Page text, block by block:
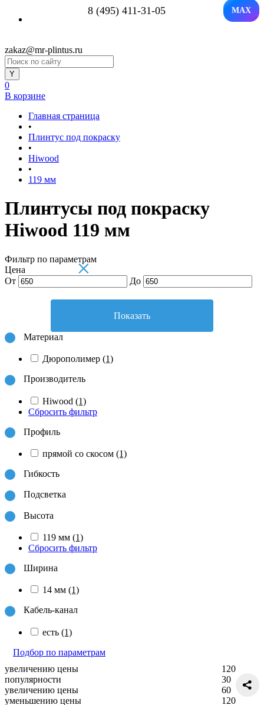
8 (495) 411-31-05 MAX
zakaz@mr-plintus.ru
0
В корзине
Главная страница
•
Плинтус под покраску
•
Hiwood
•
119 мм
Плинтусы под покраску
Hiwood 119 мм
Фильтр по параметрам
×
Цена
От
До
Показать
Материал
Дюрополимер (1)
Производитель
Hiwood (1)
Сбросить фильтр
Профиль
прямой со скосом (1)
Гибкость
Подсветка
Высота
119 мм (1)
Сбросить фильтр
Ширина
14 мм (1)
Кабель-канал
есть (1)
Подбор по параметрам
увеличению цены
популярности
увеличению цены
уменьшению цены
120
30
60
120